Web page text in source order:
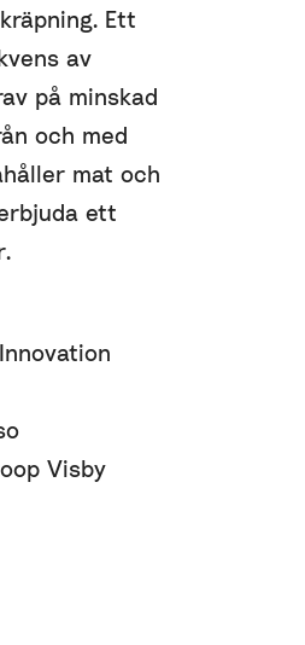
Ett
av
på minskad
och med
mat och
ett
Visby